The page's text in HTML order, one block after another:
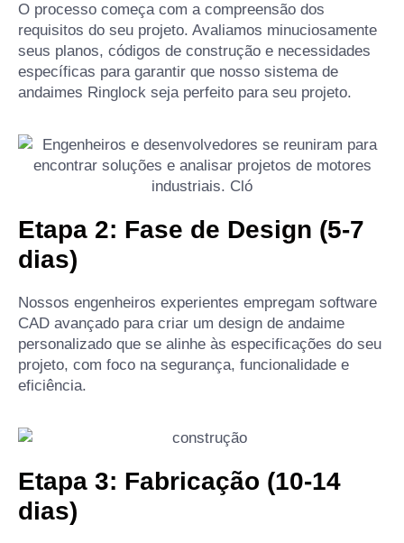
O processo começa com a compreensão dos
requisitos do seu projeto. Avaliamos minuciosamente
seus planos, códigos de construção e necessidades
específicas para garantir que nosso sistema de
andaimes Ringlock seja perfeito para seu projeto.
Etapa 2: Fase de Design (5-7
dias)
Nossos engenheiros experientes empregam software
CAD avançado para criar um design de andaime
personalizado que se alinhe às especificações do seu
projeto, com foco na segurança, funcionalidade e
eficiência.
Etapa 3: Fabricação (10-14
dias)